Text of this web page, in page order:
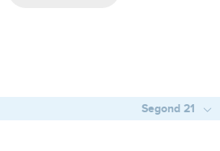
Segond 21